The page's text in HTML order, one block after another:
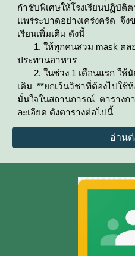
กำชับพิเศษให้โรงเรียนปฏิบัติ
แพร่ระบาดอย่างเคร่งครัด จึ
เรียนเพิ่มเติม ดังนี้
1. ให้ทุกคนสวม mask ตลอ
ประทานอาหาร
2. ในช่วง 1 เดือนแรก ให้นั
เดิม **ยกเว้นวิชาที่ต้องไปใช้
มั่นใจในสถานการณ์ ตารางก
ละเอียด ดังตารางต่อไปนี้
อ่าน